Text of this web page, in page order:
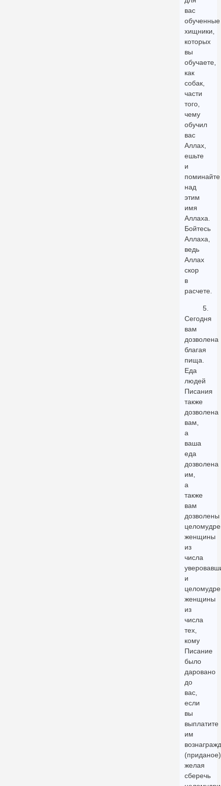
вас
обученные
хищники,
которых
вы
обучаете,
как
собак,
части
того,
чему
обучил
вас
Аллах,
ешьте
и
поминайте
над
этим
имя
Аллаха.
Бойтесь
Аллаха,
ведь
Аллах
скор
в
расчете.
5.
Сегодня
вам
дозволена
благая
пища.
Еда
людей
Писания
также
дозволена
вам,
а
ваша
еда
дозволена
им,
а
также
вам
дозволены
женщины
из
числа
и
женщины
из
числа
тех,
кому
Писание
было
даровано
до
вас,
если
вы
выплатите
им
желая
сберечь